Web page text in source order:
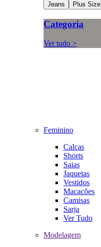
Jeans
Plus Size
Categoria
Ver tudo >
Feminino
Calças
Shorts
Saias
Jaquetas
Vestidos
Macacões
Camisas
Sarja
Ver Tudo
Modelagem